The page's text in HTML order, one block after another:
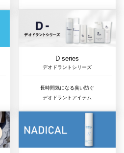
D series
デオドラントシリーズ
長時間気になる臭い防ぐ
デオドラントアイテム